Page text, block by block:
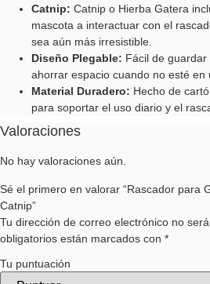
Catnip: Catnip o Hierba Gatera
mascota a interactuar con el
sea aún más irresistible.
Diseño Plegable: Fácil de
ahorrar espacio cuando no esté en
Material Duradero: Hecho de
para soportar el uso diario y el
Valoraciones
No hay valoraciones aún.
Sé el primero en valorar “Rascador para
Catnip”
Tu dirección de correo electrónico no será
obligatorios están marcados con *
Tu puntuación